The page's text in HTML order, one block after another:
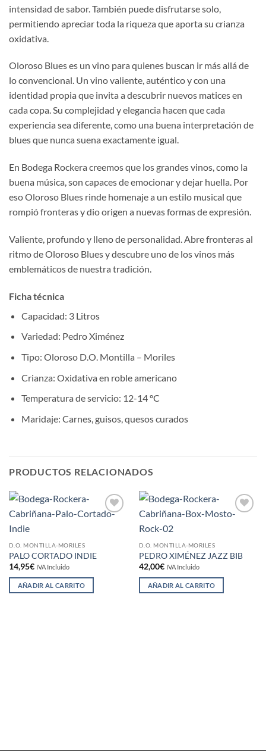
intensidad de sabor. También puede disfrutarse solo,
permitiendo apreciar toda la riqueza que aporta su crianza
oxidativa.
Oloroso Blues es un vino para quienes buscan ir más allá de
lo convencional. Un vino valiente, auténtico y con una
identidad propia que invita a descubrir nuevos matices en
cada copa. Su complejidad y elegancia hacen que cada
experiencia sea diferente, como una buena interpretación de
blues que nunca suena exactamente igual.
En Bodega Rockera creemos que los grandes vinos, como la
buena música, son capaces de emocionar y dejar huella. Por
eso Oloroso Blues rinde homenaje a un estilo musical que
rompió fronteras y dio origen a nuevas formas de expresión.
Valiente, profundo y lleno de personalidad. Abre fronteras al
ritmo de Oloroso Blues y descubre uno de los vinos más
emblemáticos de nuestra tradición.
Ficha técnica
Capacidad: 3 Litros
Variedad: Pedro Ximénez
Tipo: Oloroso D.O. Montilla – Moriles
Crianza: Oxidativa en roble americano
Temperatura de servicio: 12-14 ºC
Maridaje: Carnes, guisos, quesos curados
PRODUCTOS RELACIONADOS
D.O. MONTILLA-MORILES
PALO CORTADO INDIE
14,95€ IVA Incluido
AÑADIR AL CARRITO
D.O. MONTILLA-MORILES
PEDRO XIMÉNEZ JAZZ BIB
42,00€ IVA Incluido
AÑADIR AL CARRITO